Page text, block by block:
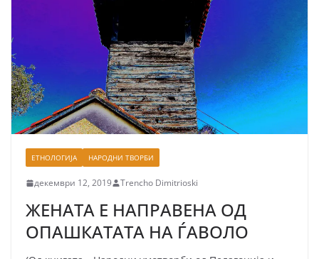
ЕТНОЛОГИЈА НАРОДНИ ТВОРБИ
декември 12, 2019 Trencho Dimitrioski
ЖЕНАТА Е НАПРАВЕНА ОД
ОПАШКАТАТА НА ЃАВОЛО